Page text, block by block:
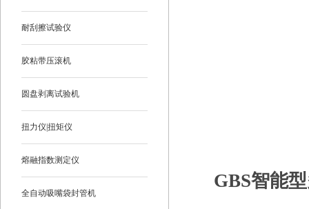
耐刮擦试验仪
胶粘带压滚机
圆盘剥离试验机
扭力仪|扭矩仪
熔融指数测定仪
全自动吸嘴袋封管机
GBS智能